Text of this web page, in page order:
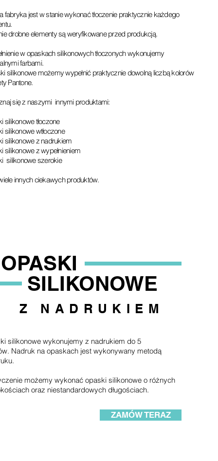
fabryka jest w stanie wykonać tłoczenie praktycznie każdego
drobne elementy są weryfikowane przed produkcją.
w opaskach silikonowych tłoczonych wykonujemy
farbami.
silikonowe możemy wypełnić praktycznie dowolną liczbą kolorów
Pantone.
się z naszymi innymi produktami:
silikonowe tłoczone
silikonowe wtłoczone
silikonowe z nadrukiem
silikonowe z wypełnieniem
silikonowe szerokie
innych ciekawych produktów.
OPASKI
SILIKONOWE
Z NADRUKIEM
silikonowe wykonujemy z nadrukiem do 5
Nadruk na opaskach jest wykonywany metodą
możemy wykonać opaski silikonowe o różnych
oraz niestandardowych długościach.
ZAMÓW TERAZ